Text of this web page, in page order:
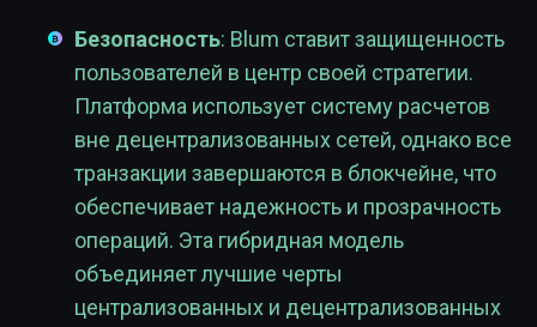
Безопасность: Blum ставит защищенность
пользователей в центр своей стратегии.
Платформа использует систему расчетов
вне децентрализованных сетей, однако все
транзакции завершаются в блокчейне, что
обеспечивает надежность и прозрачность
операций. Эта гибридная модель
объединяет лучшие черты
централизованных и децентрализованных